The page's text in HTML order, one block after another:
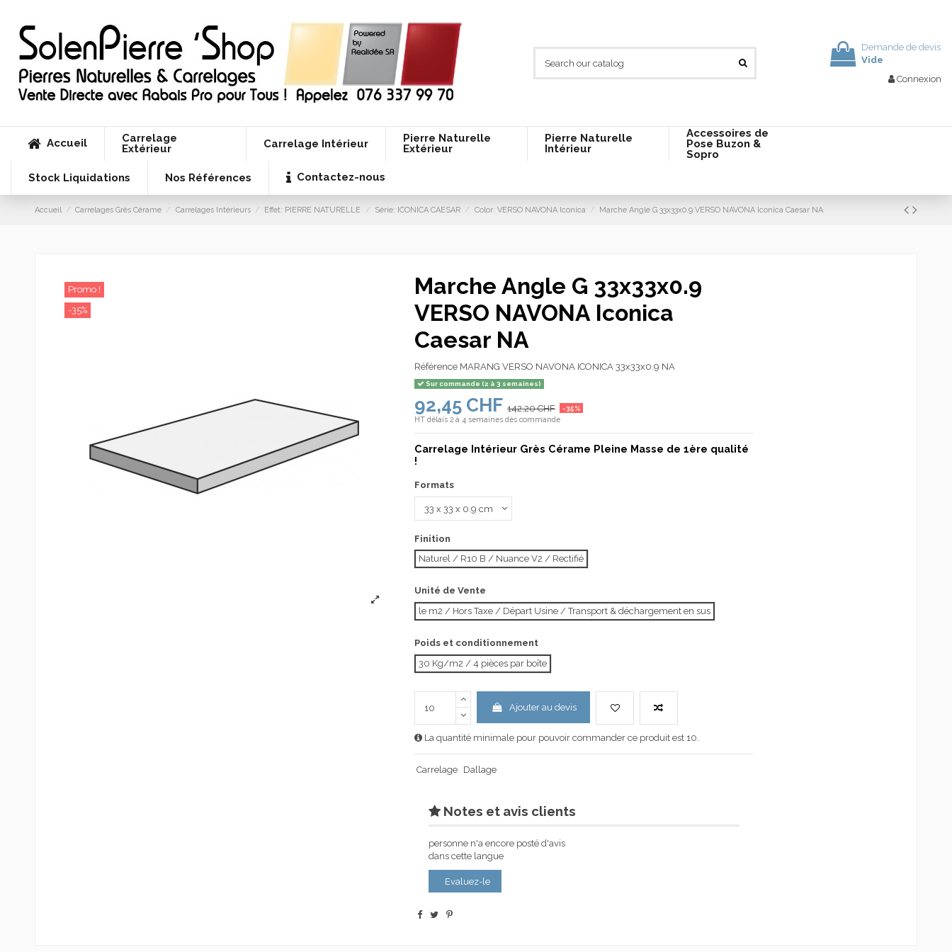
Demande de devis
Vide
Connexion
Accueil
Carrelage
Extérieur
Carrelage Intérieur
Pierre Naturelle
Extérieur
Pierre Naturelle
Intérieur
Accessoires de
Pose Buzon &
Sopro
Stock Liquidations
Nos Références Contactez-nous
Accueil Carrelages Grès Cérame Carrelages Intérieurs Effet: PIERRE NATURELLE Série: ICONICA CAESAR Color: VERSO NAVONA Iconica Marche Angle G 33x33x0.9 VERSO NAVONA Iconica Caesar NA
Promo !
-35%
Marche Angle G 33x33x0.9
VERSO NAVONA Iconica
Caesar NA
Référence MARANG VERSO NAVONA ICONICA 33x33x0.9 NA
Sur commande (2 à 3 semaines)
92,45 CHF 142,20 CHF -35%
HTdélais 2 à 4 semaines dès commande
Carrelage Intérieur Grès Cérame Pleine Masse de 1ère qualité
!
Formats
Finition
Naturel / R10 B / Nuance V2 / Rectifié
Unité de Vente
le m2 / Hors Taxe / Départ Usine / Transport & déchargement en sus
Poids et conditionnement
30 Kg/m2 / 4 pièces par boîte
Ajouter au devis
La quantité minimale pour pouvoir commander ce produit est 10.
Carrelage Dallage
Notes et avis clients
personne n'a encore posté d'avis
dans cette langue
Evaluez-le